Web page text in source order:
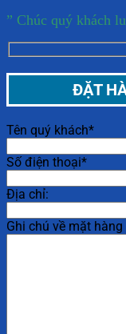
” Chúc quý khách
ĐẶT
Tên quý khách*
Số điện thoại*
Địa chỉ:
Ghi chú về mặt